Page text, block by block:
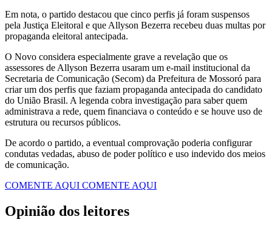
Em nota, o partido destacou que cinco perfis já foram suspensos
pela Justiça Eleitoral e que Allyson Bezerra recebeu duas multas por
propaganda eleitoral antecipada.
O Novo considera especialmente grave a revelação que os
assessores de Allyson Bezerra usaram um e-mail institucional da
Secretaria de Comunicação (Secom) da Prefeitura de Mossoró para
criar um dos perfis que faziam propaganda antecipada do candidato
do União Brasil. A legenda cobra investigação para saber quem
administrava a rede, quem financiava o conteúdo e se houve uso de
estrutura ou recursos públicos.
De acordo o partido, a eventual comprovação poderia configurar
condutas vedadas, abuso de poder político e uso indevido dos meios
de comunicação.
COMENTE AQUI COMENTE AQUI
Opinião dos leitores